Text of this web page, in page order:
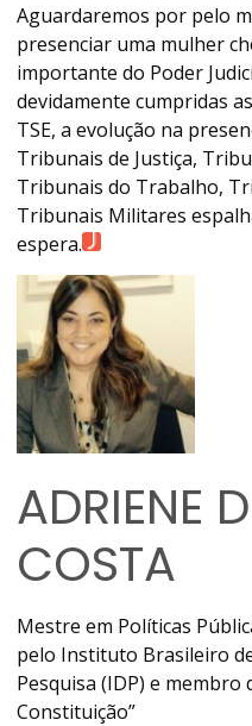
Aguardaremos por pelo
presenciar uma mulher
importante do Poder
devidamente cumpridas
TSE, a evolução na
Tribunais de Justiça,
Tribunais do Trabalho,
Tribunais Militares
espera.
ADRIENE
COSTA
Mestre em Políticas
pelo Instituto Brasileiro
Pesquisa (IDP) e membro
Constituição”